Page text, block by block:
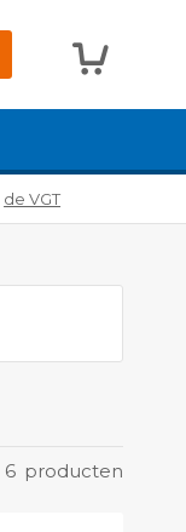
de VGT
6 producten